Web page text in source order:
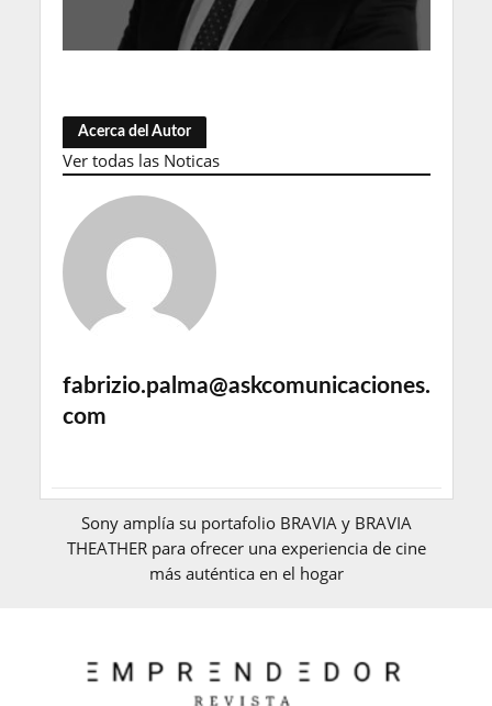
Acerca del Autor
Ver todas las Noticas
fabrizio.palma@askcomunicaciones.
com
Sony amplía su portafolio BRAVIA y BRAVIA
THEATHER para ofrecer una experiencia de cine
más auténtica en el hogar